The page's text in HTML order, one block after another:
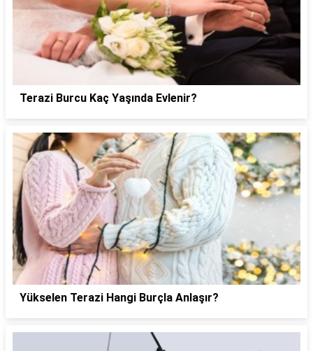
Terazi Burcu Kaç Yaşında Evlenir?
Yükselen Terazi Hangi Burçla Anlaşır?